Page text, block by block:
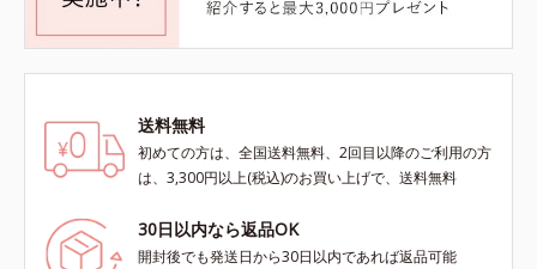
送料無料
初めての方は、全国送料無料、2回目以降のご利用の方
は、3,300円以上(税込)のお買い上げで、送料無料
30日以内なら返品OK
開封後でも発送日から30日以内であれば返品可能